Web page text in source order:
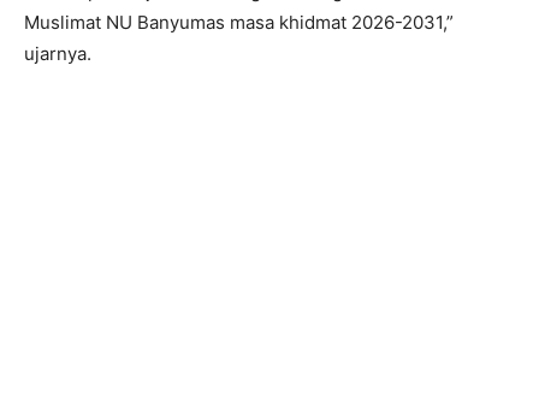
Muslimat NU Banyumas masa khidmat 2026-2031,”
ujarnya.